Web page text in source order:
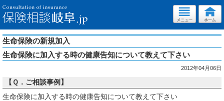
生命保険の新規加入
生命保険に加入する時の健康告知について教えて下さい
2012年04月06日
【Ｑ．ご相談事例】
生命保険に加入する時の健康告知について教えて下さい